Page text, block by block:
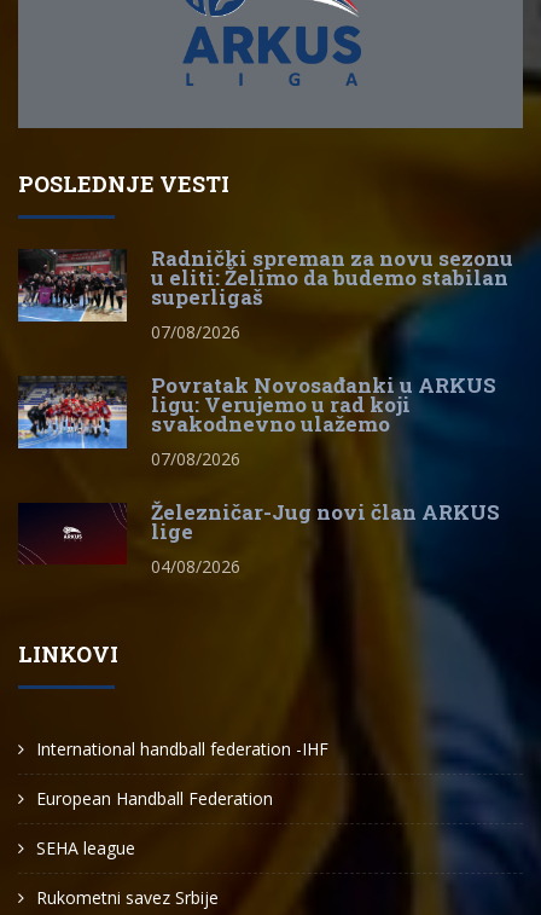
POSLEDNJE VESTI
Radnički spreman za novu sezonu
u eliti: Želimo da budemo stabilan
superligaš
07/08/2026
Povratak Novosađanki u ARKUS
ligu: Verujemo u rad koji
svakodnevno ulažemo
07/08/2026
Železničar-Jug novi član ARKUS
lige
04/08/2026
LINKOVI
International handball federation -IHF
European Handball Federation
SEHA league
Rukometni savez Srbije